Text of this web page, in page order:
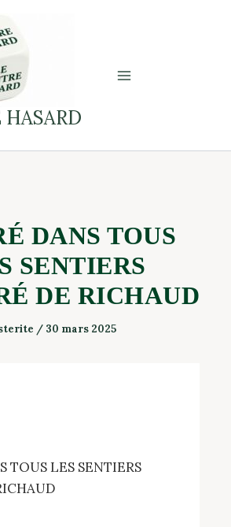
DANS TOUS
SENTIERS
DE RICHAUD
/ 30 mars 2025